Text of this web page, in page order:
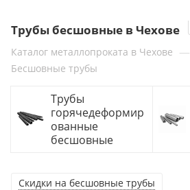
Трубы бесшовные в Чехове
Каталог металлопроката в Чехове —
Бесшовные трубы
Трубы
горячедеформир
ованные
бесшовные
Скидки на бесшовные трубы